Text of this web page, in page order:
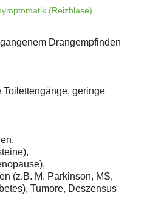
(Reizblase)
Drangempfinden
geringe
(z.B. M. Parkinson, MS,
Tumore, Deszensus